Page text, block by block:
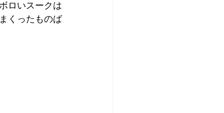
ロいスークは
くったものば